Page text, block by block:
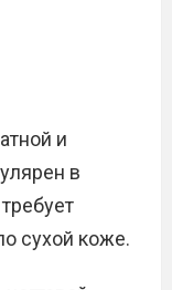
и
в
сухой коже.